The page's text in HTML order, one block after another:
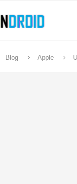
Blog Apple